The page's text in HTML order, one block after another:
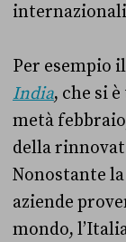
Per esempio
India, che si
metà
della
Nonostante
aziende
mondo,